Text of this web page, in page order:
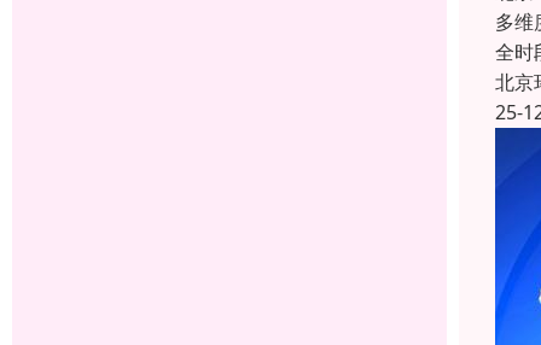
多维
全时
北京
25-